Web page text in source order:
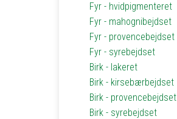
Fyr - hvidpigmenteret
Fyr - mahognibejdset
Fyr - provencebejdset
Fyr - syrebejdset
Birk - lakeret
Birk - kirsebærbejdset
Birk - provencebejdset
Birk - syrebejdset